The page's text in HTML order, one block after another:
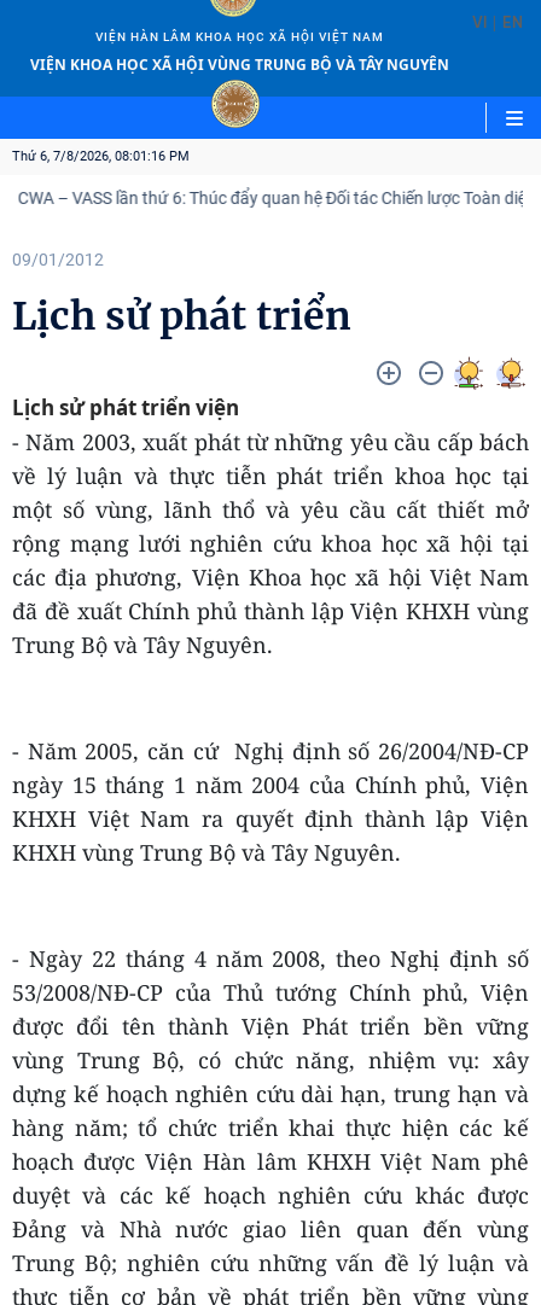
VIỆN HÀN LÂM KHOA HỌC XÃ HỘI VIỆT NAM
VIỆN KHOA HỌC XÃ HỘI VÙNG TRUNG BỘ VÀ TÂY NGUYÊN
VI | EN
Thứ 6, 7/8/2026, 08:01:17 PM
– VASS lần thứ 6: Thúc đẩy quan hệ Đối tác Chiến lược Toàn diện
09/01/2012
Lịch sử phát triển
Lịch sử phát triển viện
- Năm 2003, xuất phát từ những yêu cầu cấp bách
về lý luận và thực tiễn phát triển khoa học tại
một số vùng, lãnh thổ và yêu cầu cất thiết mở
rộng mạng lưới nghiên cứu khoa học xã hội tại
các địa phương, Viện Khoa học xã hội Việt Nam
đã đề xuất Chính phủ thành lập Viện KHXH vùng
Trung Bộ và Tây Nguyên.
- Năm 2005, căn cứ Nghị định số 26/2004/NĐ-CP
ngày 15 tháng 1 năm 2004 của Chính phủ, Viện
KHXH Việt Nam ra quyết định thành lập Viện
KHXH vùng Trung Bộ và Tây Nguyên.
- Ngày 22 tháng 4 năm 2008, theo Nghị định số
53/2008/NĐ-CP của Thủ tướng Chính phủ, Viện
được đổi tên thành Viện Phát triển bền vững
vùng Trung Bộ, có chức năng, nhiệm vụ: xây
dựng kế hoạch nghiên cứu dài hạn, trung hạn và
hàng năm; tổ chức triển khai thực hiện các kế
hoạch được Viện Hàn lâm KHXH Việt Nam phê
duyệt và các kế hoạch nghiên cứu khác được
Đảng và Nhà nước giao liên quan đến vùng
Trung Bộ; nghiên cứu những vấn đề lý luận và
thực tiễn cơ bản về phát triển bền vững vùng